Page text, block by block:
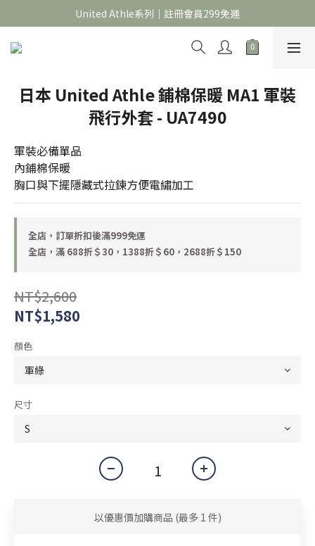
官網限定｜滿 688折＄30，1388折＄60，2688折＄150
United Athle系列｜註冊會員299免運
官網限定｜滿 688折＄30，1388折＄60，2688折＄150
日本 United Athle 鋪棉保暖 MA1 軍裝
飛行外套 - UA7490
軍裝必備單品
內鋪棉保暖
胸口與下擺隱藏式拉鍊方便電繡加工
全店，訂單折扣後滿999免運
全店，滿 688折＄30，1388折＄60，2688折＄150
NT$2,600
NT$1,580
顏色
尺寸
以優惠價加購商品 (最多 1 件)